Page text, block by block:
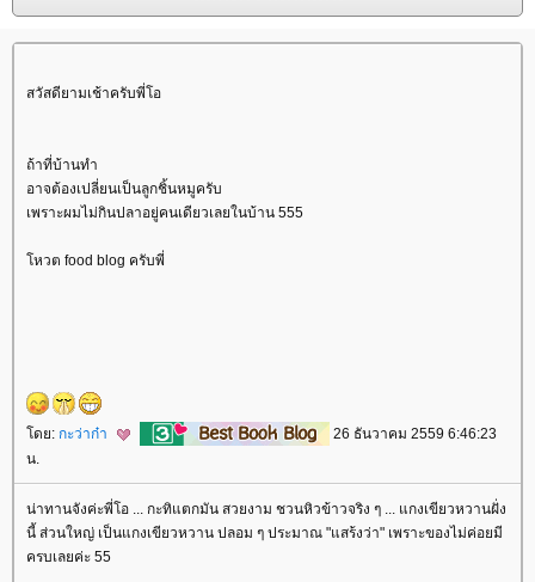
สวัสดียามเช้าครับพี่โอ
ถ้าที่บ้านทำ
อาจต้องเปลี่ยนเป็นลูกชิ้นหมูครับ
เพราะผมไม่กินปลาอยู่คนเดียวเลยในบ้าน 555
หวต food blog ครับพี่
ดย: กะว่าก๋า
26 ธันวาคม 2559 6:46:23
น.
น่าทานจังค่ะพี่โอ ... กะทิแตกมัน สวยงาม ชวนหิวข้าวจริง ๆ ... แกงเขียวหวานฝั่ง
นี้ ส่วนใหญ่ เป็นแกงเขียวหวาน ปลอม ๆ ประมาณ "แสร้งว่า" เพราะของไม่ค่อยมี
ครบเลยค่ะ 55